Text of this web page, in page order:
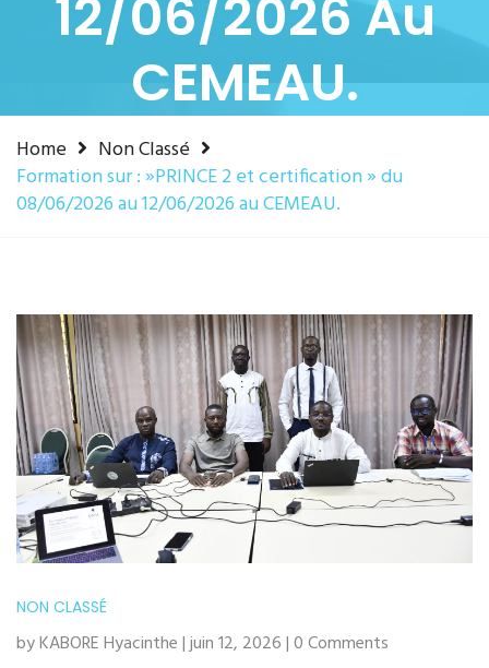
12/06/2026 Au
CEMEAU.
Home
Non Classé
Formation sur : »PRINCE 2 et certification » du
08/06/2026 au 12/06/2026 au CEMEAU.
NON CLASSÉ
by KABORE Hyacinthe | juin 12, 2026 | 0 Comments